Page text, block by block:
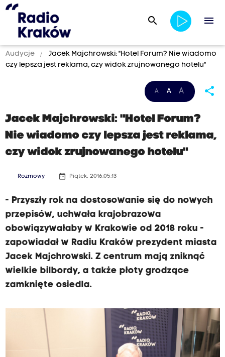
search menu
Audycje
Jacek Majchrowski: "Hotel Forum? Nie wiadomo
czy lepsza jest reklama, czy widok zrujnowanego hotelu"
A A A share
Jacek Majchrowski: "Hotel Forum?
Nie wiadomo czy lepsza jest reklama,
czy widok zrujnowanego hotelu"
Rozmowy date_range Piątek, 2016.05.13
- Przyszły rok na dostosowanie się do nowych
przepisów, uchwała krajobrazowa
obowiązywałaby w Krakowie od 2018 roku -
zapowiadał w Radiu Kraków prezydent miasta
Jacek Majchrowski. Z centrum mają zniknąć
wielkie bilbordy, a także płoty grodzące
zamknięte osiedla.